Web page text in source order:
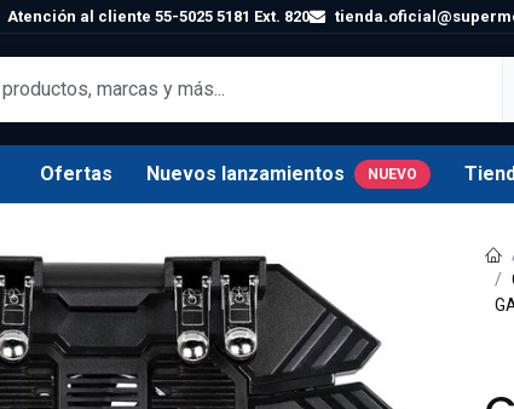
Atención al cliente 55-5025 5181 Ext. 820
Ofertas Nuevos lanzamientos NUEVO